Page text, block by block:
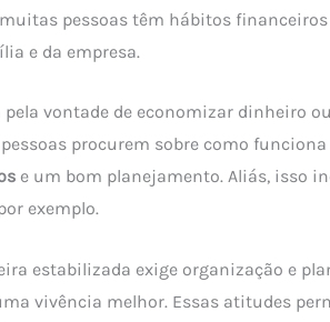
pessoas têm hábitos
e da empresa.
pela vontade de economizar dinheiro
procurem sobre como
e um bom planejamento. Aliás, isso
exemplo.
estabilizada exige organização e
vivência melhor. Essas atitudes